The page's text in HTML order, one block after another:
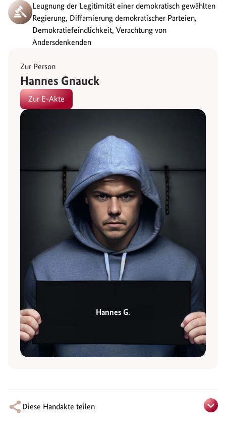
Leugnung der Legitimität einer demokratisch gewählten
Regierung, Diffamierung demokratischer Parteien,
Demokratiefeindlichkeit, Verachtung von
Andersdenkenden
Zur Person
Hannes Gnauck
Zur E-Akte
Hannes G.
Diese Handakte teilen